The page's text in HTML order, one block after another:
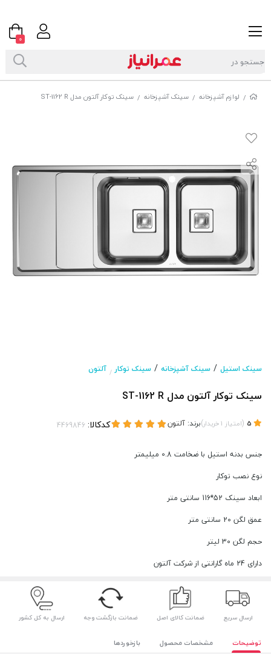
/ لوازم آشپزخانه / سینک آشپزخانه / سینک توکار آلتون مدل ST-1162 R
سینک استیل / سینک آشپزخانه / سینک توکار / آلتون
سینک توکار آلتون مدل ST-1162 R
(امتیاز 1خریدار)برند: آلتون کدکالا:
جنس بدنه استیل با ضخامت 0.8 میلیمتر
نوع نصب توکار
ابعاد سینک 52*116 سانتی متر
عمق لگن 20 سانتی متر
حجم لگن 30 لیتر
دارای 24 ماه گارانتی از شرکت آلتون
ارسال سریع ضمانت کالای اصل ضمانت بازگشت وجه ارسال به کل کشور
توضیحات مشخصات محصول بازخوردها
0